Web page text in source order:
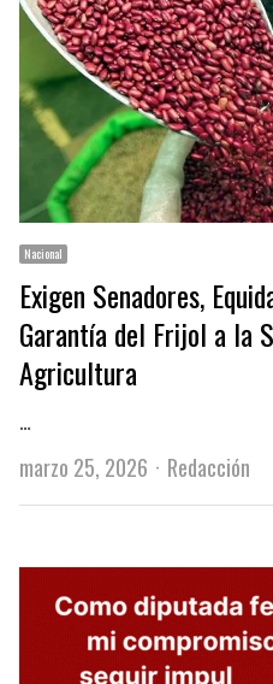
Nacional
Exigen Senadores,
Garantía del Frijol a la
Agricultura
…
marzo 25, 2026
Author
Redacción